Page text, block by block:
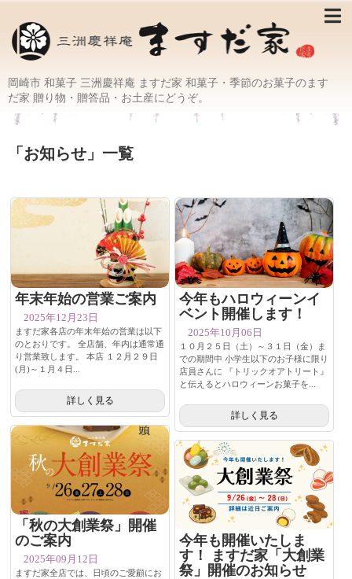
岡崎市 和菓子 三洲慶祥庵 ますだ家 和菓子・季節のお菓子のます
だ家 贈り物・贈答品・お土産にどうぞ。
「 お知らせ 」 一覧
年末年始の営業ご案内
2025年12月23日
ますだ家各店の年末年始の営業は以下
のとおりです。 全店舗、年内は通常通
り営業致します。 本店 １２月２９日
(月)～１月４日...
詳しく見る
今年もハロウィーンイ
ベント開催します！
2025年10月06日
１０月２５日（土）～３１日（金）ま
での期間中 小学生以下のお子様に限り
店員さんに 『トリックオアトリート』
と伝えるとハロウィーンお菓子を...
詳しく見る
「秋の大創業祭」開催
のご案内
2025年09月12日
ますだ家全店では、日頃のご愛顧にお
今年も開催いたしま
す！ ますだ家「大創業
祭」開催のお知らせ